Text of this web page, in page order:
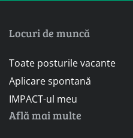
Locuri de muncă
Toate posturile vacante
Aplicare spontană
IMPACT-ul meu
Află mai multe